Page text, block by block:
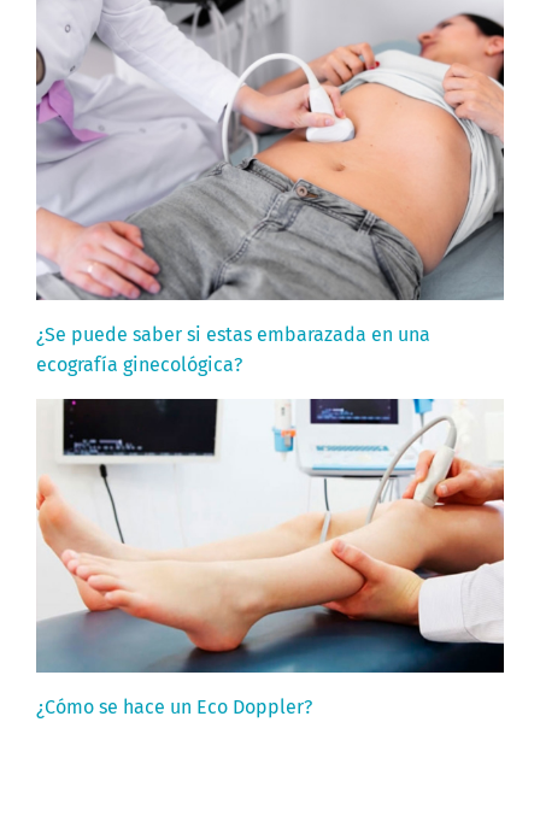
¿Se puede saber si estas embarazada en una
ecografía ginecológica?
¿Cómo se hace un Eco Doppler?